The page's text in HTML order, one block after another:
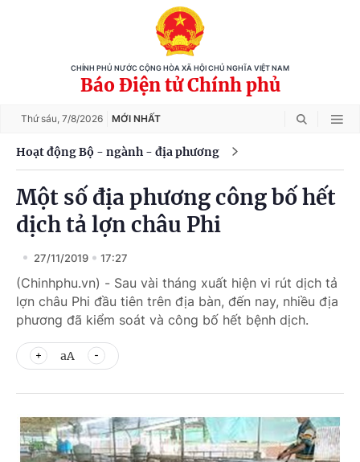
CHÍNH PHỦ NƯỚC CỘNG HÒA XÃ HỘI CHỦ NGHĨA VIỆT NAM
Báo Điện tử Chính phủ
Thứ sáu, 7/8/2026 MỚI NHẤT
Hoạt động Bộ - ngành - địa phương
Một số địa phương công bố hết
dịch tả lợn châu Phi
27/11/2019 17:27
(Chinhphu.vn) - Sau vài tháng xuất hiện vi rút dịch tả
lợn châu Phi đầu tiên trên địa bàn, đến nay, nhiều địa
phương đã kiểm soát và công bố hết bệnh dịch.
aA